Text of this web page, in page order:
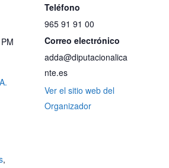
,
Teléfono
965 91 91 00
Correo electrónico
adda@diputacionalica
nte.es
Ver el sitio web del
Organizador